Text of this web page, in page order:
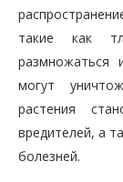
такие как
размножаться
могут
растения
вредителей, а
болезней.